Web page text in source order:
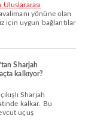
yönüne olan
için uygun bağlantılar
Sharjah
kalkıyor?
kalkar. Bu
uçuş